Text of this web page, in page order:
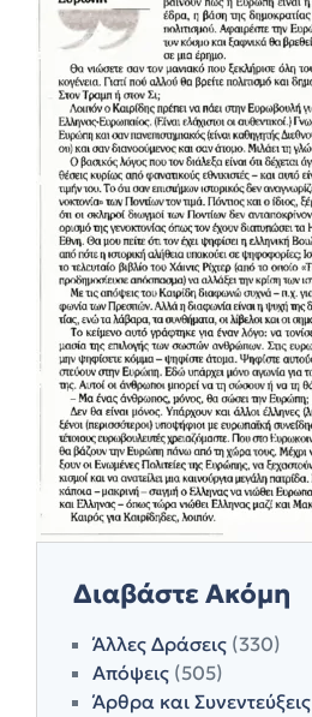
Διαβάστε Ακόμη
Άλλες Δράσεις (330)
Απόψεις (505)
Άρθρα και Συνεντεύξεις